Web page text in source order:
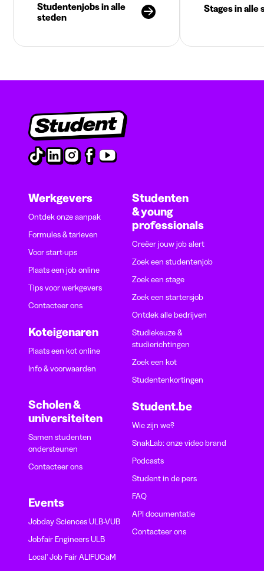
Studentenjobs in alle
steden
Stages in alle
Werkgevers
Ontdek onze aanpak
Formules & tarieven
Voor start-ups
Plaats een job online
Tips voor werkgevers
Contacteer ons
Koteigenaren
Plaats een kot online
Info & voorwaarden
Scholen &
universiteiten
Samen studenten
ondersteunen
Contacteer ons
Events
Jobday Sciences ULB-VUB
Jobfair Engineers ULB
Local' Job Fair ALIFUCaM
Studenten
& young
professionals
Creëer jouw job alert
Zoek een studentenjob
Zoek een stage
Zoek een startersjob
Ontdek alle bedrijven
Studiekeuze &
studierichtingen
Zoek een kot
Studentenkortingen
Student.be
Wie zijn we?
SnakLab: onze video brand
Podcasts
Student in de pers
FAQ
API documentatie
Contacteer ons